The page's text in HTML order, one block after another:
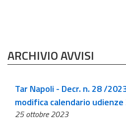
ARCHIVIO AVVISI
Tar Napoli - Decr. n. 28 /
modifica calendario
25 ottobre 2023